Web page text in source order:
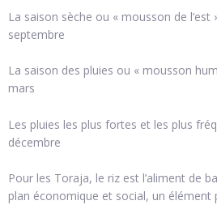
La saison sèche ou « mousson de l’est
septembre
La saison des pluies ou « mousson
mars
Les pluies les plus fortes et les plus
décembre
Pour les Toraja, le riz est l’aliment de
plan économique et social, un élément